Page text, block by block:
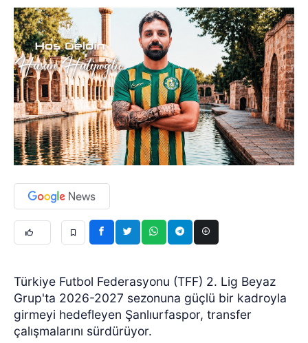
Türkiye Futbol Federasyonu (TFF) 2. Lig Beyaz
Grup'ta 2026-2027 sezonuna güçlü bir kadroyla
girmeyi hedefleyen Şanlıurfaspor, transfer
çalışmalarını sürdürüyor.